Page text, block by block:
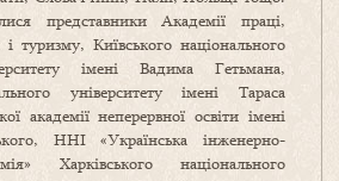
представники Академії праці,
туризму, Київського національного
імені Вадима Гетьмана,
університету імені Тараса
академії неперервної освіти імені
ННІ «Українська інженерно-
Харківського національного